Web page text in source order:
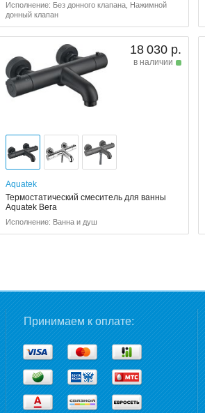
Исполнение: Без донного клапана, Нажимной
донный клапан
18 030 р.
в наличии
Aquatek
Термостатический смеситель для ванны
Aquatek Вега
Исполнение: Ванна и душ
Принимаем к оплате: